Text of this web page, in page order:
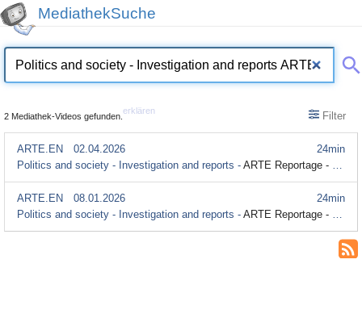
MediathekSuche
2 Mediathek-Videos gefunden.
erklären Filter
24min
ARTE.EN
02.04.2026
Politics and society - Investigation and reports - ARTE Reportage - Venezuela Without Maduro (Originalversion mit Untertitel)
24min
ARTE.EN
08.01.2026
Politics and society - Investigation and reports - ARTE Reportage - Venezuela: Maduro's Supporters FaceTrump (Originalversion mit Untertitel)